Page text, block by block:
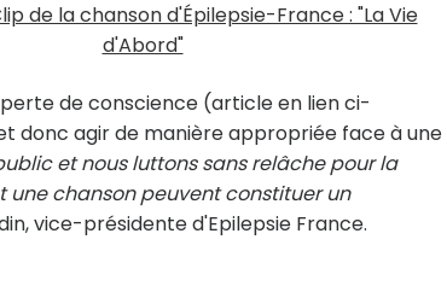
de la chanson d'Épilepsie-France : "La Vie
d'Abord"
de conscience (article en lien ci-
donc agir de manière appropriée face à une
et nous luttons sans relâche pour la
une chanson peuvent constituer un
vice-présidente d'Epilepsie France.